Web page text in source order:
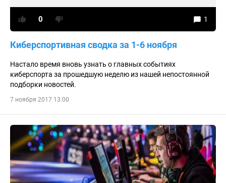
Киберспортивная сводка за 1-6 ноября
Настало время вновь узнать о главных событиях
киберспорта за прошедшую неделю из нашей непостоянной
подборки новостей.
0 1
7 ноября 2017 13:00